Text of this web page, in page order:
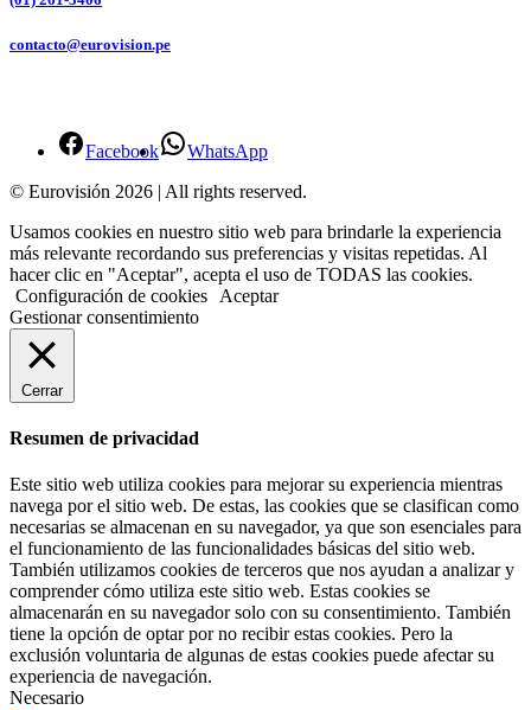
contacto@eurovision.pe
Facebook
WhatsApp
© Eurovisión 2026 | All rights reserved.
Usamos cookies en nuestro sitio web para brindarle la experiencia
más relevante recordando sus preferencias y visitas repetidas. Al
hacer clic en "Aceptar", acepta el uso de TODAS las cookies.
Configuración de cookies
Aceptar
Gestionar consentimiento
Cerrar
Resumen de privacidad
Este sitio web utiliza cookies para mejorar su experiencia mientras
navega por el sitio web. De estas, las cookies que se clasifican como
necesarias se almacenan en su navegador, ya que son esenciales para
el funcionamiento de las funcionalidades básicas del sitio web.
También utilizamos cookies de terceros que nos ayudan a analizar y
comprender cómo utiliza este sitio web. Estas cookies se
almacenarán en su navegador solo con su consentimiento. También
tiene la opción de optar por no recibir estas cookies. Pero la
exclusión voluntaria de algunas de estas cookies puede afectar su
experiencia de navegación.
Necesario